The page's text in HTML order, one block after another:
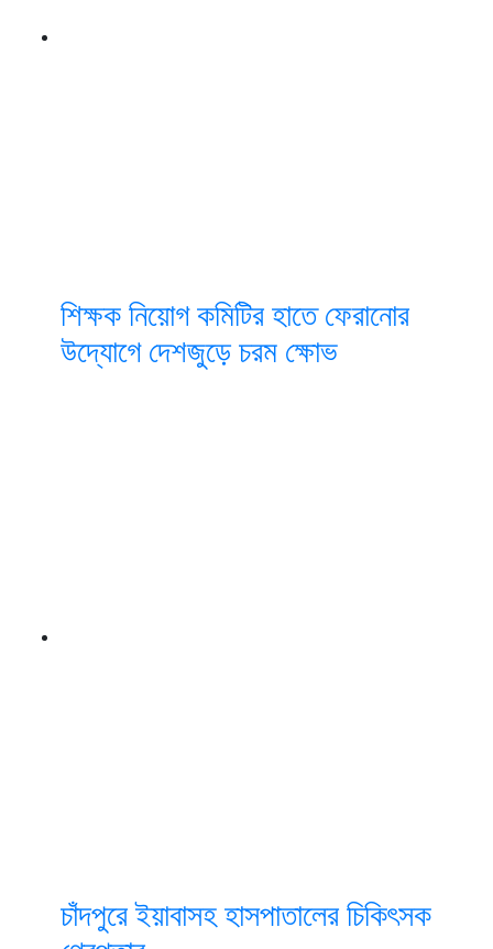
শিক্ষক নিয়োগ কমিটির হাতে ফেরানোর
উদ্যোগে দেশজুড়ে চরম ক্ষোভ
চাঁদপুরে ইয়াবাসহ হাসপাতালের চিকিৎসক